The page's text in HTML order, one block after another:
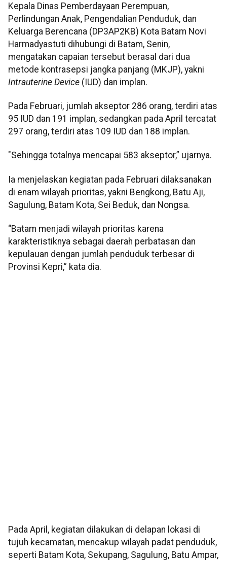
Kepala Dinas Pemberdayaan Perempuan,
Perlindungan Anak, Pengendalian Penduduk, dan
Keluarga Berencana (DP3AP2KB) Kota Batam Novi
Harmadyastuti dihubungi di Batam, Senin,
mengatakan capaian tersebut berasal dari dua
metode kontrasepsi jangka panjang (MKJP), yakni
Intrauterine Device (IUD) dan implan.
Pada Februari, jumlah akseptor 286 orang, terdiri atas
95 IUD dan 191 implan, sedangkan pada April tercatat
297 orang, terdiri atas 109 IUD dan 188 implan.
"Sehingga totalnya mencapai 583 akseptor,” ujarnya.
Ia menjelaskan kegiatan pada Februari dilaksanakan
di enam wilayah prioritas, yakni Bengkong, Batu Aji,
Sagulung, Batam Kota, Sei Beduk, dan Nongsa.
“Batam menjadi wilayah prioritas karena
karakteristiknya sebagai daerah perbatasan dan
kepulauan dengan jumlah penduduk terbesar di
Provinsi Kepri,” kata dia.
Pada April, kegiatan dilakukan di delapan lokasi di
tujuh kecamatan, mencakup wilayah padat penduduk,
seperti Batam Kota, Sekupang, Sagulung, Batu Ampar,